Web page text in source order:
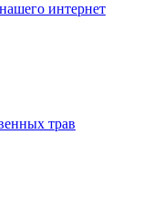
интернет
трав